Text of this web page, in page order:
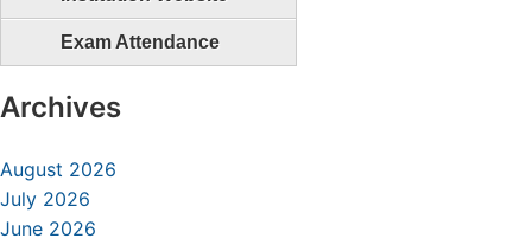
Exam Attendance
Archives
August 2026
July 2026
June 2026